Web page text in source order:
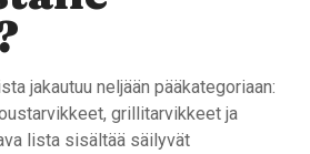
jakautuu neljään pääkategoriaan:
grillitarvikkeet ja
lista sisältää säilyvät